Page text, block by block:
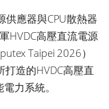
應器與CPU散熱器
HVDC高壓直流電源
Taipei 2026）
打造的HVDC高壓直
力系統。